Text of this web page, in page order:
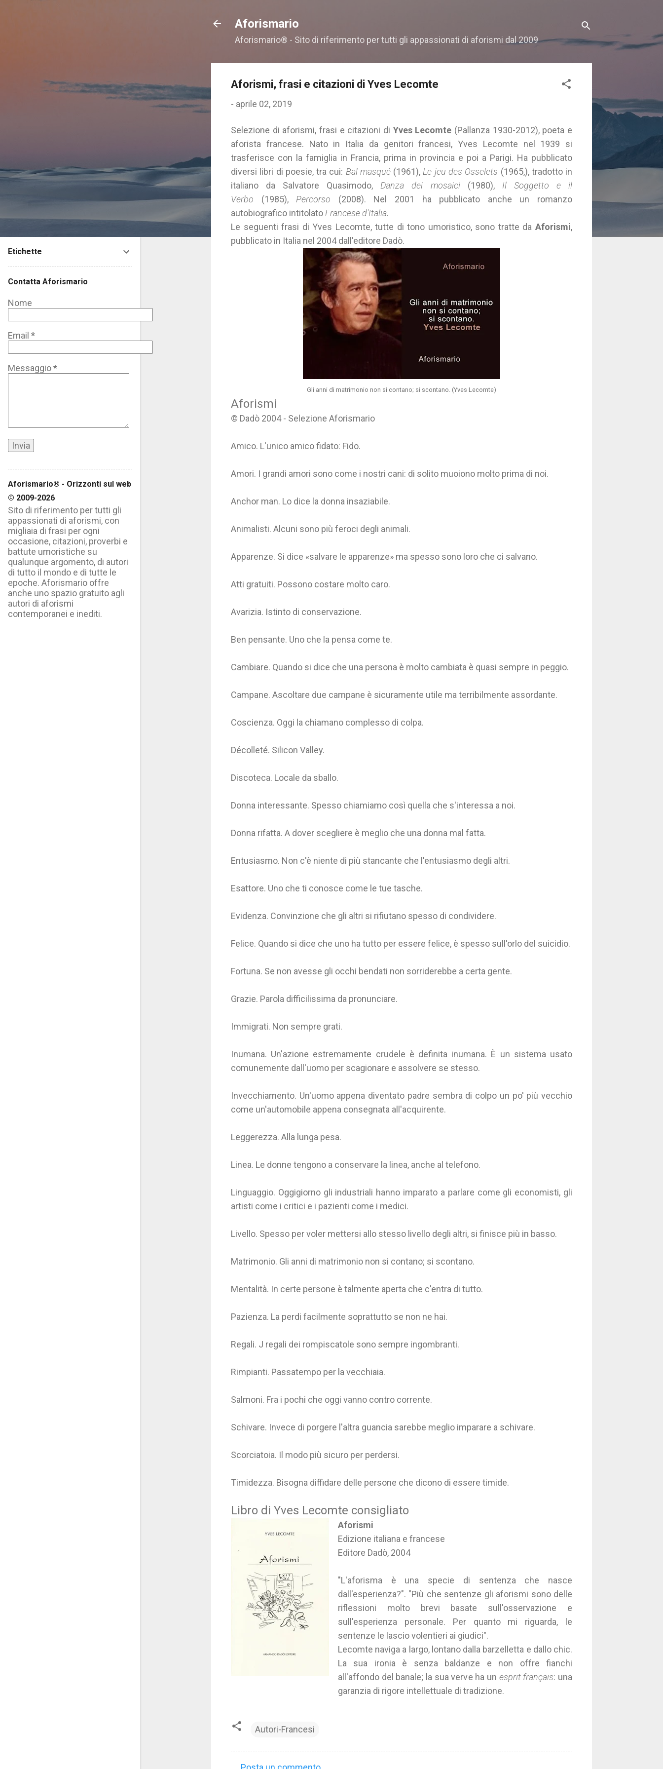
Aforismario
Aforismario® - Sito di riferimento per tutti gli appassionati di aforismi dal 2009
Aforismi, frasi e citazioni di Yves Lecomte
- aprile 02, 2019
Selezione di aforismi, frasi e citazioni di Yves Lecomte (Pallanza 1930-2012), poeta e
aforista francese. Nato in Italia da genitori francesi, Yves Lecomte nel 1939 si
trasferisce con la famiglia in Francia, prima in provincia e poi a Parigi. Ha pubblicato
diversi libri di poesie, tra cui: Bal masqué(1961), Le jeu des Osselets (1965,), tradotto in
italiano da Salvatore Quasimodo, Danza dei mosaici(1980), Il Soggetto e il
Verbo (1985), Percorso (2008). Nel 2001 ha pubblicato anche un romanzo
autobiografico intitolato Francese d'Italia.
Le seguenti frasi di Yves Lecomte, tutte di tono umoristico, sono tratte da Aforismi,
pubblicato in Italia nel 2004 dall'editore Dadò.
Gli anni di matrimonio non si contano; si scontano. (Yves Lecomte)
Aforismi
© Dadò 2004 - Selezione Aforismario
Amico. L'unico amico fidato: Fido.
Amori. I grandi amori sono come i nostri cani: di solito muoiono molto prima di noi.
Anchor man. Lo dice la donna insaziabile.
Animalisti. Alcuni sono più feroci degli animali.
Apparenze. Si dice «salvare le apparenze» ma spesso sono loro che ci salvano.
Atti gratuiti. Possono costare molto caro.
Avarizia. Istinto di conservazione.
Ben pensante. Uno che la pensa come te.
Cambiare. Quando si dice che una persona è molto cambiata è quasi sempre in peggio.
Campane. Ascoltare due campane è sicuramente utile ma terribilmente assordante.
Coscienza. Oggi la chiamano complesso di colpa.
Décolleté. Silicon Valley.
Discoteca. Locale da sballo.
Donna interessante. Spesso chiamiamo così quella che s'interessa a noi.
Donna rifatta. A dover scegliere è meglio che una donna mal fatta.
Entusiasmo. Non c'è niente di più stancante che l'entusiasmo degli altri.
Esattore. Uno che ti conosce come le tue tasche.
Evidenza. Convinzione che gli altri si rifiutano spesso di condividere.
Felice. Quando si dice che uno ha tutto per essere felice, è spesso sull'orlo del suicidio.
Fortuna. Se non avesse gli occhi bendati non sorriderebbe a certa gente.
Grazie. Parola difficilissima da pronunciare.
Immigrati. Non sempre grati.
Inumana. Un'azione estremamente crudele è definita inumana. È un sistema usato
comunemente dall'uomo per scagionare e assolvere se stesso.
Invecchiamento. Un'uomo appena diventato padre sembra di colpo un po' più vecchio
come un'automobile appena consegnata all'acquirente.
Leggerezza. Alla lunga pesa.
Linea. Le donne tengono a conservare la linea, anche al telefono.
Linguaggio. Oggigiorno gli industriali hanno imparato a parlare come gli economisti, gli
artisti come i critici e i pazienti come i medici.
Livello. Spesso per voler mettersi allo stesso livello degli altri, si finisce più in basso.
Matrimonio. Gli anni di matrimonio non si contano; si scontano.
Mentalità. In certe persone è talmente aperta che c'entra di tutto.
Pazienza. La perdi facilmente soprattutto se non ne hai.
Regali. J regali dei rompiscatole sono sempre ingombranti.
Rimpianti. Passatempo per la vecchiaia.
Salmoni. Fra i pochi che oggi vanno contro corrente.
Schivare. Invece di porgere l'altra guancia sarebbe meglio imparare a schivare.
Scorciatoia. Il modo più sicuro per perdersi.
Timidezza. Bisogna diffidare delle persone che dicono di essere timide.
Libro di Yves Lecomte consigliato
Aforismi
Edizione italiana e francese
Editore Dadò, 2004
"L'aforisma è una specie di sentenza che nasce
dall'esperienza?". "Più che sentenze gli aforismi sono delle
riflessioni molto brevi basate sull'osservazione e
sull'esperienza personale. Per quanto mi riguarda, le
sentenze le lascio volentieri ai giudici".
Lecomte naviga a largo, lontano dalla barzelletta e dallo chic.
La sua ironia è senza baldanze e non offre fianchi
all'affondo del banale; la sua verve ha un esprit français: una
garanzia di rigore intellettuale di tradizione.
Autori-Francesi
Etichette
Contatta Aforismario
Nome
Email *
Messaggio*
Aforismario® - Orizzonti sul web
© 2009-2026
Sito di riferimento per tutti gli
appassionati di aforismi, con
migliaia di frasi per ogni
occasione, citazioni, proverbi e
battute umoristiche su
qualunque argomento, di autori
di tutto il mondo e di tutte le
epoche. Aforismario offre
anche uno spazio gratuito agli
autori di aforismi
contemporanei e inediti.